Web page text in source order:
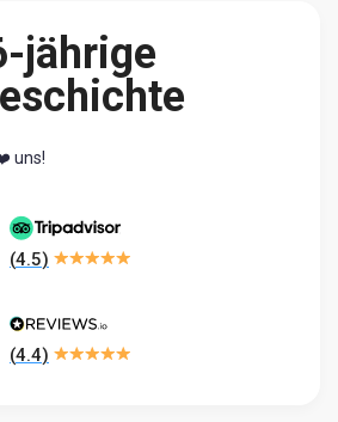
jährige
uns!
(4.5)
(4.4)